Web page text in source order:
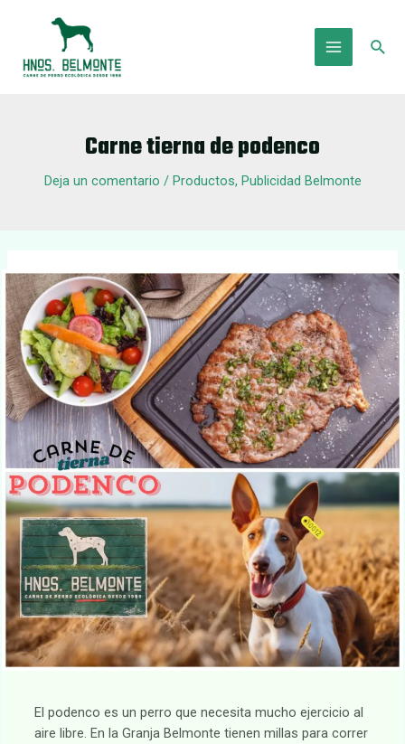
Main
Carne tierna de podenco
Deja un comentario / Productos, Publicidad Belmonte
El podenco es un perro que necesita mucho ejercicio al
aire libre. En la Granja Belmonte tienen millas para correr